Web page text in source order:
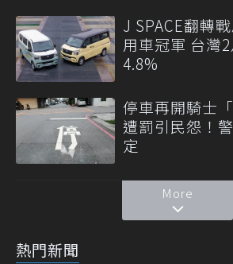
J SPACE翻轉
用車冠軍 台灣
4.8%
停車再開騎士
遭罰引民怨！
定
More
熱門新聞